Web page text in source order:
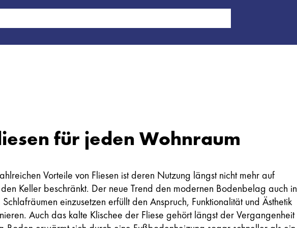
für jeden Wohnraum
Vorteile von Fliesen ist deren Nutzung längst nicht mehr auf
Keller beschränkt. Der neue Trend den modernen Bodenbelag auch in
einzusetzen erfüllt den Anspruch, Funktionalität und Ästhetik
Auch das kalte Klischee der Fliese gehört längst der Vergangenheit